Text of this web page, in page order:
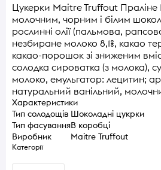
Цукерки Maitre Truffout Праліне
молочним, чорним і білим
рослинні олії (пальмова,
незбиране молоко 8,1%, какао
какао-порошок зі зниженим
солодка сироватка (з молока),
молоко, емульгатор: лецитин;
натуральний ванільний,
Характеристики
Тип солодощів Шоколадні цукрки
Тип фасуванняВ коробці
Виробник
Maitre Truffout
Категорії